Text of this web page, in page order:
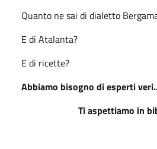
Quanto ne sai di dialetto
E di Atalanta?
E di ricette?
Abbiamo bisogno di esperti
Ti aspettiamo in